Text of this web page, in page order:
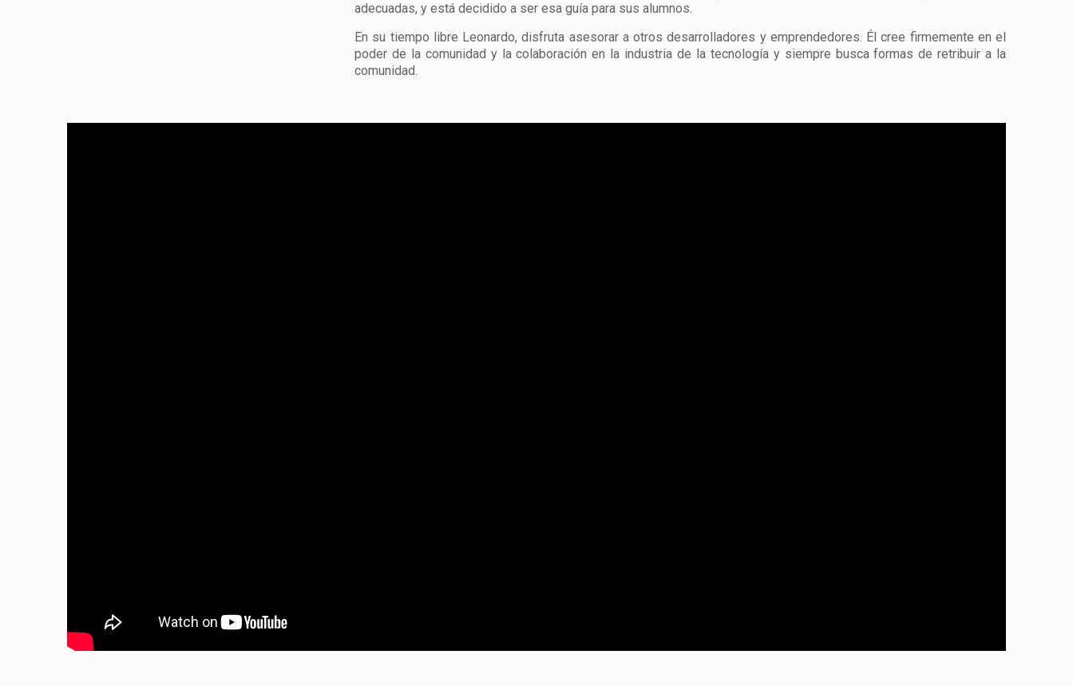
adecuadas, y está decidido a ser esa guía para sus alumnos.
En su tiempo libre Leonardo, disfruta asesorar a otros desarrolladores y emprendedores. Él cree firmemente en el
poder de la comunidad y la colaboración en la industria de la tecnología y siempre busca formas de retribuir a la
comunidad.